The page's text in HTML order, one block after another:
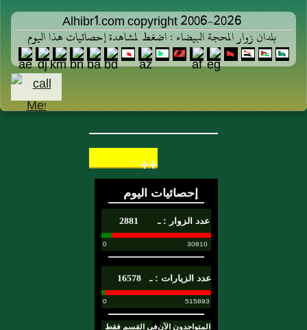
Alhibr1.com copyright 2006-2026
بلدان زوار المحجة البيضاء : اضغط لمشاهدة إحصائيات هذا اليوم
++